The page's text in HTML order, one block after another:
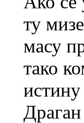
ту
масу
тако